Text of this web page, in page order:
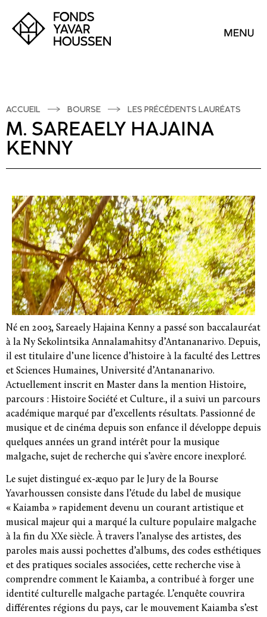
ACCUEIL BOURSE LES PRÉCÉDENTS LAURÉATS
M. SAREAELY HAJAINA
KENNY
Né en 2003, Sareaely Hajaina Kenny a passé son baccalauréat
à la Ny Sekolintsika Annalamahitsy d’Antananarivo. Depuis,
il est titulaire d’une licence d’histoire à la faculté des Lettres
et Sciences Humaines, Université d’Antananarivo.
Actuellement inscrit en Master dans la mention Histoire,
parcours : Histoire Société et Culture., il a suivi un parcours
académique marqué par d’excellents résultats. Passionné de
musique et de cinéma depuis son enfance il développe depuis
quelques années un grand intérêt pour la musique
malgache, sujet de recherche qui s’avère encore inexploré.
Le sujet distingué ex-æquo par le Jury de la Bourse
Yavarhoussen consiste dans l’étude du label de musique
« Kaiamba » rapidement devenu un courant artistique et
musical majeur qui a marqué la culture populaire malgache
à la fin du XXe siècle. À travers l’analyse des artistes, des
paroles mais aussi pochettes d’albums, des codes esthétiques
et des pratiques sociales associées, cette recherche vise à
comprendre comment le Kaiamba, a contribué à forger une
identité culturelle malgache partagée. L’enquête couvrira
différentes régions du pays, car le mouvement Kaiamba s’est